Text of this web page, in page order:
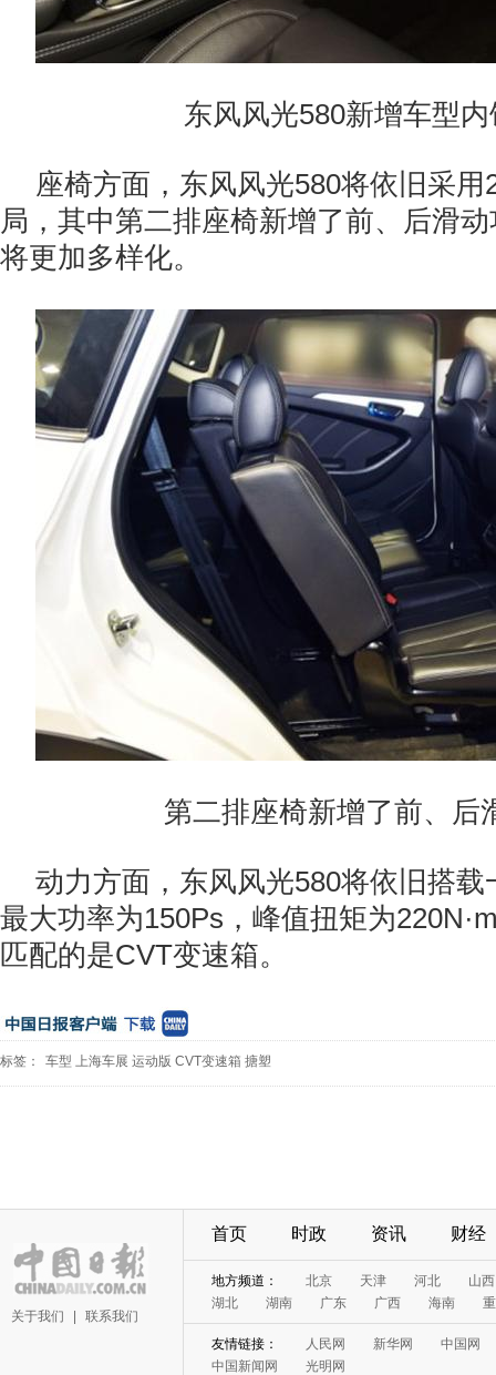
东风风光580新增车型
座椅方面，东风风光580将依旧采用
局，其中第二排座椅新增了前、后滑
将更加多样化。
第二排座椅新增了前、后
动力方面，东风风光580将依旧搭载
最大功率为150Ps，峰值扭矩为
匹配的是CVT变速箱。
标签： 车型 上海车展 运动版 CVT变速箱 搪塑
关于我们 联系我们
首页 时政 资讯 财经
地方频道： 北京 天津 河北
山西
湖北
湖南 广东 广西 海南
友情链接： 人民网 新华网
中国网
中国新闻网
光明网